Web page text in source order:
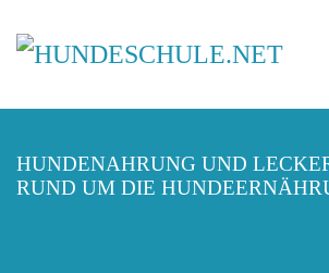
HUNDENAHRUNG UND
RUND UM DIE